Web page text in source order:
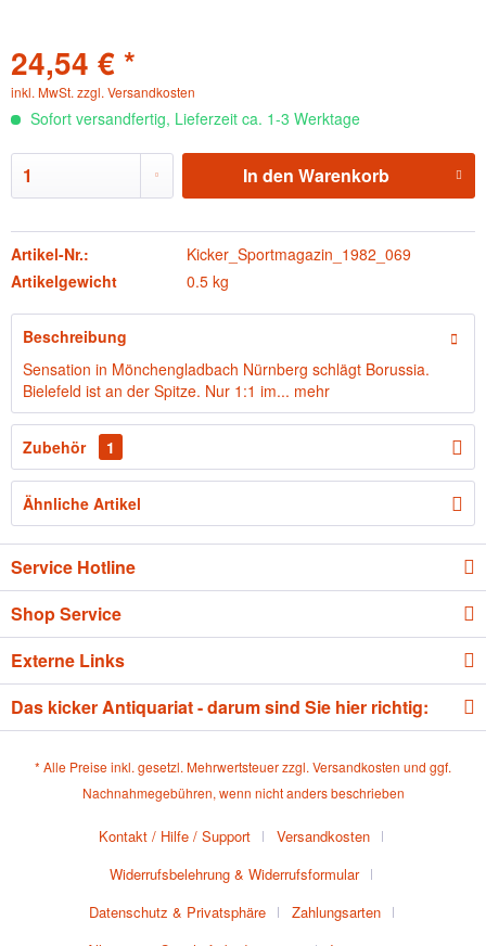
24,54 € *
inkl. MwSt. zzgl. Versandkosten
Sofort versandfertig, Lieferzeit ca. 1-3 Werktage
In den Warenkorb
Artikel-Nr.:
Kicker_Sportmagazin_1982_069
Artikelgewicht
0.5 kg
Beschreibung
Sensation in Mönchengladbach Nürnberg schlägt Borussia.
Bielefeld ist an der Spitze. Nur 1:1 im... mehr
Zubehör 1
Ähnliche Artikel
Service Hotline
Shop Service
Externe Links
Das kicker Antiquariat - darum sind Sie hier richtig:
* Alle Preise inkl. gesetzl. Mehrwertsteuer zzgl. Versandkosten und ggf.
Nachnahmegebühren, wenn nicht anders beschrieben
Kontakt / Hilfe / Support
Versandkosten
Widerrufsbelehrung & Widerrufsformular
Datenschutz & Privatsphäre
Zahlungsarten